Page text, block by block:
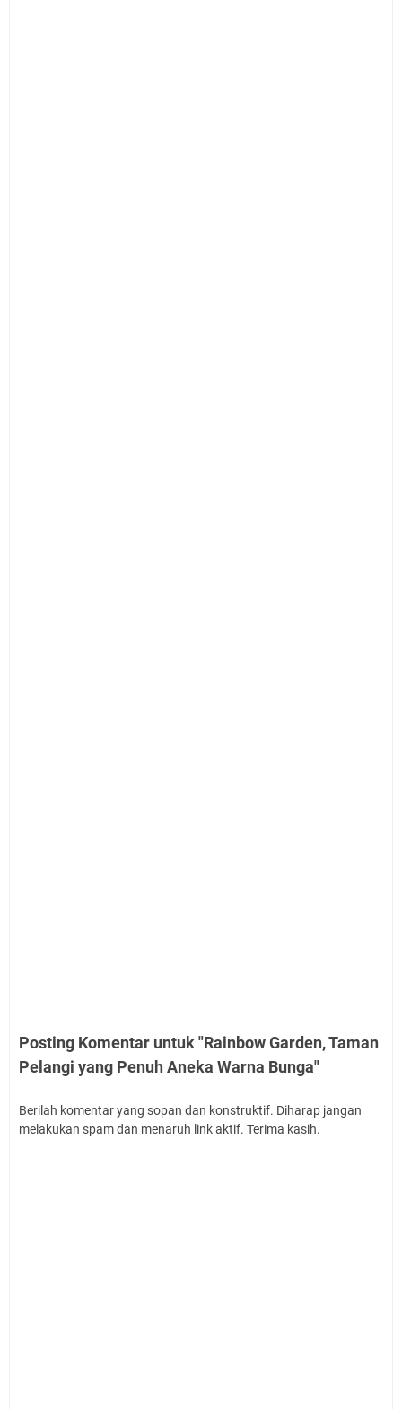
Posting Komentar untuk "Rainbow Garden, Taman
Pelangi yang Penuh Aneka Warna Bunga"
Berilah komentar yang sopan dan konstruktif. Diharap jangan
melakukan spam dan menaruh link aktif. Terima kasih.